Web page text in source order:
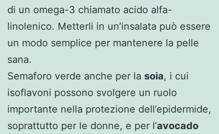
di un omega-3 chiamato acido alfa-
linolenico. Metterli in un’insalata può essere
un modo semplice per mantenere la pelle
sana.
Semaforo verde anche per la soia, i cui
isoflavoni possono svolgere un ruolo
importante nella protezione dell’epidermide,
soprattutto per le donne, e per l’avocado